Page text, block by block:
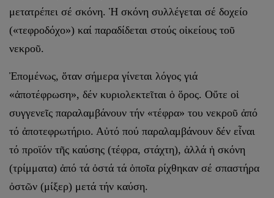
μετατρέπει σέ σκόνη. Ἡ σκόνη συλλέγεται σέ δοχείο
(«τεφροδόχο») καί παραδίδεται στούς οἰκείους τοῦ
νεκροῦ.
Ἐπομένως, ὅταν σήμερα γίνεται λόγος γιά
«ἀποτέφρωση», δέν κυριολεκτεῖται ὁ ὅρος. Οὔτε οἱ
συγγενεῖς παραλαμβάνουν τήν «τέφρα» του νεκροῦ ἀπό
τό ἀποτεφρωτήριο. Αὐτό πού παραλαμβάνουν δέν εἶναι
τό προϊόν τῆς καύσης (τέφρα, στάχτη), ἀλλά ἡ σκόνη
(τρίμματα) ἀπό τά ὀστά τά ὁποῖα ρίχθηκαν σέ σπαστήρα
ὀστῶν (μίξερ) μετά τήν καύση.